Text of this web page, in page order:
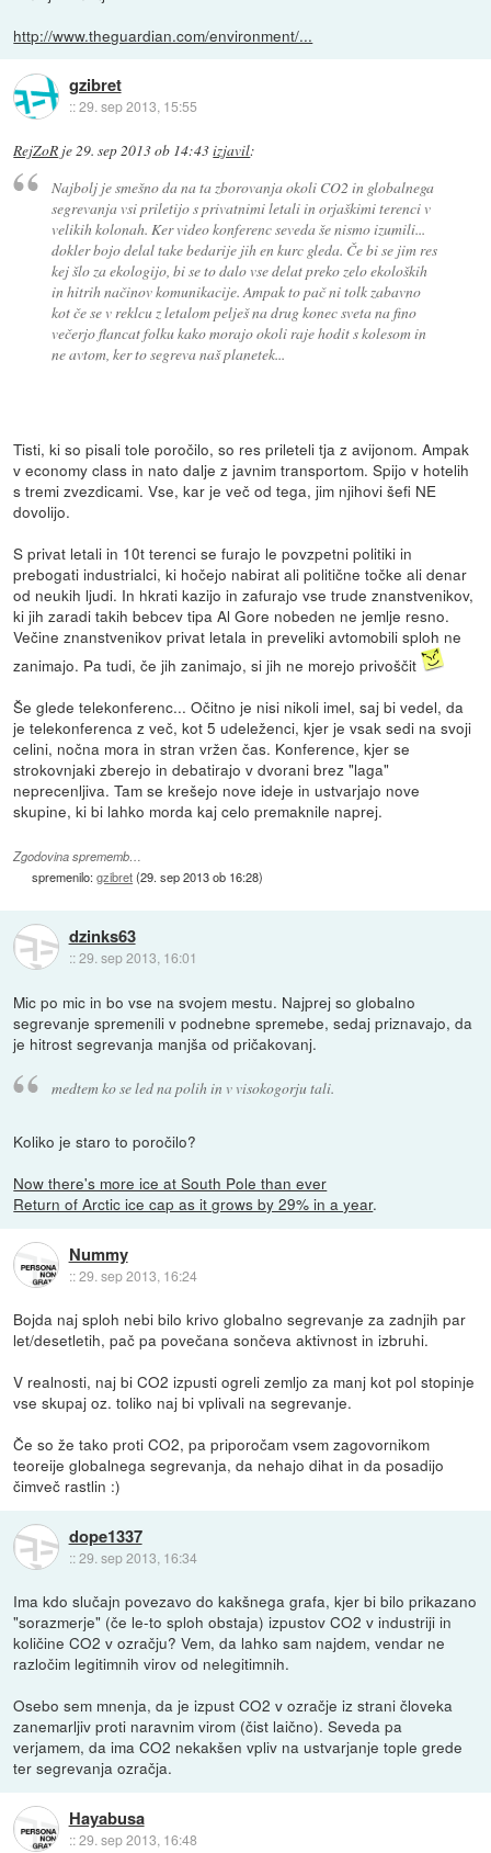
http://www.theguardian.com/environment/...
gzibret
::29. sep 2013, 15:55
RejZoR je29. sep 2013 ob 14:43izjavil:
Najbolj je smešno da na ta zborovanja okoli CO2 in globalnega
segrevanja vsi priletijo s privatnimi letali in orjaškimi terenci v
velikih kolonah. Ker video konferenc seveda še nismo izumili...
dokler bojo delal take bedarije jih en kurc gleda. Če bi se jim res
kej šlo za ekologijo, bi se to dalo vse delat preko zelo ekoloških
in hitrih načinov komunikacije. Ampak to pač ni tolk zabavno
kot če se v reklcu z letalom pelješ na drug konec sveta na fino
večerjo flancat folku kako morajo okoli raje hodit s kolesom in
ne avtom, ker to segreva naš planetek...
Tisti, ki so pisali tole poročilo, so res prileteli tja z avijonom. Ampak
v economy class in nato dalje z javnim transportom. Spijo v hotelih
s tremi zvezdicami. Vse, kar je več od tega, jim njihovi šefi NE
dovolijo.
S privat letali in 10t terenci se furajo le povzpetni politiki in
prebogati industrialci, ki hočejo nabirat ali politične točke ali denar
od neukih ljudi. In hkrati kazijo in zafurajo vse trude znanstvenikov,
ki jih zaradi takih bebcev tipa Al Gore nobeden ne jemlje resno.
Večine znanstvenikov privat letala in preveliki avtomobili sploh ne
zanimajo. Pa tudi, če jih zanimajo, si jih ne morejo privoščit
Še glede telekonferenc... Očitno je nisi nikoli imel, saj bi vedel, da
je telekonferenca z več, kot 5 udeleženci, kjer je vsak sedi na svoji
celini, nočna mora in stran vržen čas. Konference, kjer se
strokovnjaki zberejo in debatirajo v dvorani brez "laga"
neprecenljiva. Tam se krešejo nove ideje in ustvarjajo nove
skupine, ki bi lahko morda kaj celo premaknile naprej.
Zgodovina sprememb…
spremenilo:gzibret(29. sep 2013 ob 16:28)
dzinks63
::29. sep 2013, 16:01
Mic po mic in bo vse na svojem mestu. Najprej so globalno
segrevanje spremenili v podnebne spremebe, sedaj priznavajo, da
je hitrost segrevanja manjša od pričakovanj.
medtem ko se led na polih in v visokogorju tali.
Koliko je staro to poročilo?
Now there's more ice at South Pole than ever
Return of Arctic ice cap as it grows by 29% in a year.
Nummy
::29. sep 2013, 16:24
Bojda naj sploh nebi bilo krivo globalno segrevanje za zadnjih par
let/desetletih, pač pa povečana sončeva aktivnost in izbruhi.
V realnosti, naj bi CO2 izpusti ogreli zemljo za manj kot pol stopinje
vse skupaj oz. toliko naj bi vplivali na segrevanje.
Če so že tako proti CO2, pa priporočam vsem zagovornikom
teoreije globalnega segrevanja, da nehajo dihat in da posadijo
čimveč rastlin :)
dope1337
::29. sep 2013, 16:34
Ima kdo slučajn povezavo do kakšnega grafa, kjer bi bilo prikazano
"sorazmerje" (če le-to sploh obstaja) izpustov CO2 v industriji in
količine CO2 v ozračju? Vem, da lahko sam najdem, vendar ne
razločim legitimnih virov od nelegitimnih.
Osebo sem mnenja, da je izpust CO2 v ozračje iz strani človeka
zanemarljiv proti naravnim virom (čist laično). Seveda pa
verjamem, da ima CO2 nekakšen vpliv na ustvarjanje tople grede
ter segrevanja ozračja.
Hayabusa
::29. sep 2013, 16:48